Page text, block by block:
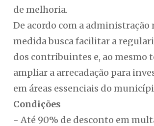
de melhoria.
De acordo com a administração
medida busca facilitar a
dos contribuintes e, ao mesmo
ampliar a arrecadação para
em áreas essenciais do
Condições
- Até 90% de desconto em